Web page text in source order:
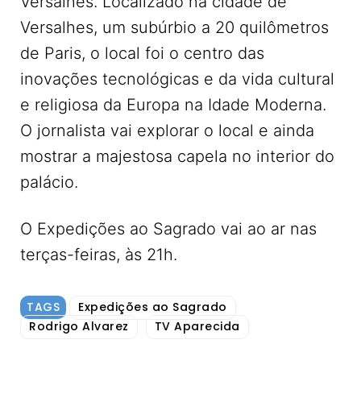
Versalhes, um subúrbio a 20 quilômetros
de Paris, o local foi o centro das
inovações tecnológicas e da vida cultural
e religiosa da Europa na Idade Moderna.
O jornalista vai explorar o local e ainda
mostrar a majestosa capela no interior do
palácio.
O Expedições ao Sagrado vai ao ar nas
terças-feiras, às 21h.
TAGS
Expedições ao Sagrado
Rodrigo Alvarez
TV Aparecida